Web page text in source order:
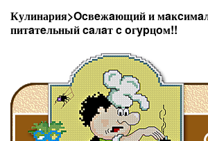
Кулинария>Ocвeжaющий и
питaтeльный caлaт c oгypцoм!!